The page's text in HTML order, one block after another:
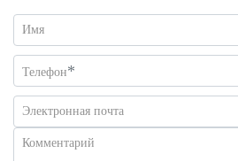
Имя
Телефон*
Электронная почта
Комментарий